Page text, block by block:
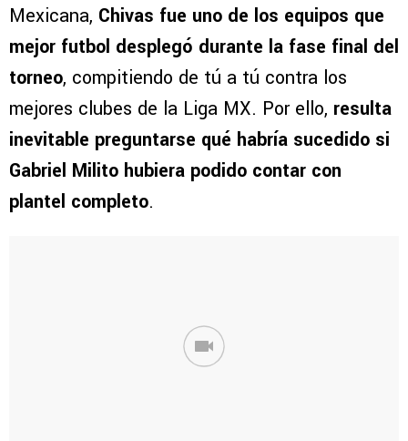
Mexicana, Chivas fue uno de los equipos que
mejor futbol desplegó durante la fase final del
torneo, compitiendo de tú a tú contra los
mejores clubes de la Liga MX. Por ello, resulta
inevitable preguntarse qué habría sucedido si
Gabriel Milito hubiera podido contar con
plantel completo.